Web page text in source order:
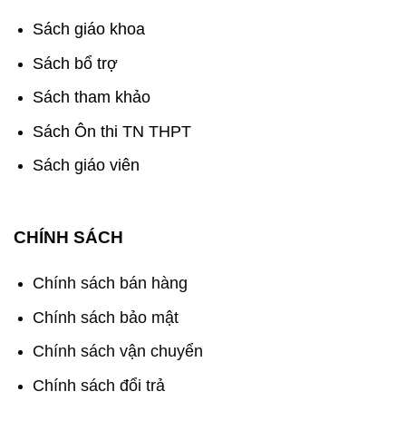
Sách giáo khoa
Sách bổ trợ
Sách tham khảo
Sách Ôn thi TN THPT
Sách giáo viên
CHÍNH SÁCH
Chính sách bán hàng
Chính sách bảo mật
Chính sách vận chuyển
Chính sách đổi trả